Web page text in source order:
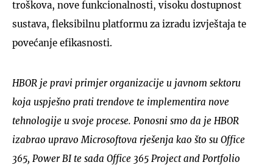
troškova, nove funkcionalnosti, visoku dostupnost
sustava, fleksibilnu platformu za izradu izvještaja te
povećanje efikasnosti.
HBOR je pravi primjer organizacije u javnom sektoru
koja uspješno prati trendove te implementira nove
tehnologije u svoje procese. Ponosni smo da je HBOR
izabrao upravo Microsoftova rješenja kao što su Office
365, Power BI te sada Office 365 Project and Portfolio